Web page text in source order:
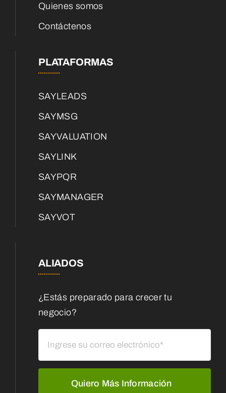
Quienes somos
Contáctenos
PLATAFORMAS
SAYLEADS
SAYMSG
SAYVALUATION
SAYLINK
SAYPQR
SAYMANAGER
SAYVOT
ALIADOS
¿Estás preparado para crecer tu
negocio?
Quiero Más Información